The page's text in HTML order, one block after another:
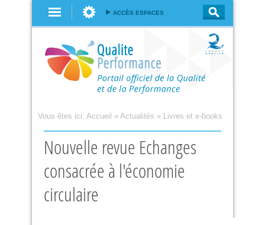
ACCÈS ESPACES
Vous êtes ici: Accueil » Actualités » Livres et e-books
Nouvelle revue Echanges
consacrée à l'économie
circulaire